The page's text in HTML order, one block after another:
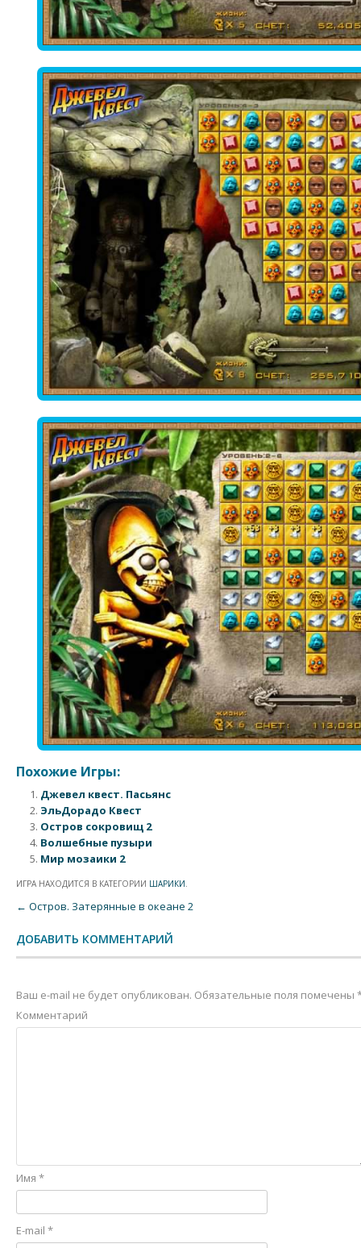
Похожие Игры:
Джевел квест. Пасьянс
ЭльДорадо Квест
Остров сокровищ 2
Волшебные пузыри
Мир мозаики 2
ИГРА НАХОДИТСЯ В КАТЕГОРИИ ШАРИКИ.
Post navigation
← Остров. Затерянные в океане 2
ДОБАВИТЬ КОММЕНТАРИЙ
Ваш e-mail не будет опубликован. Обязательные поля помечены
Комментарий
Имя *
E-mail *